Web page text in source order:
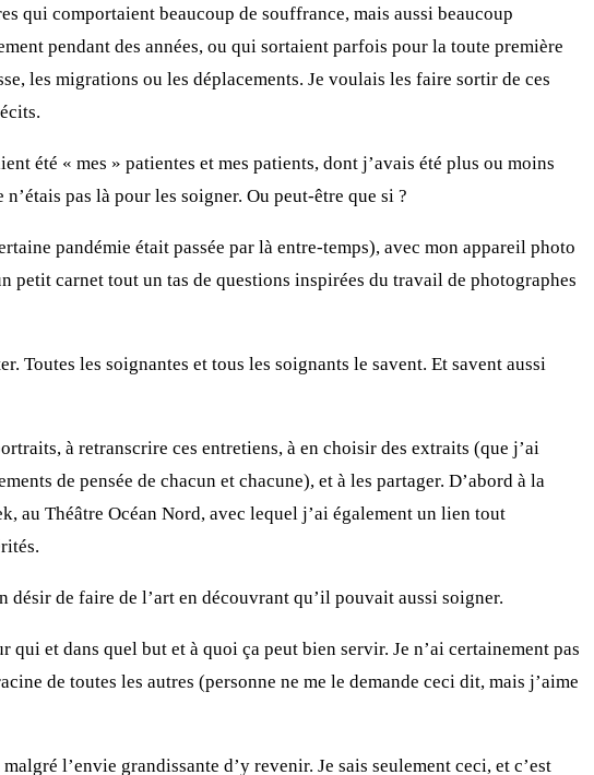
qui comportaient beaucoup de souffrance, mais aussi beaucoup
pendant des années, ou qui sortaient parfois pour la toute première
les migrations ou les déplacements. Je voulais les faire sortir de ces
été « mes » patientes et mes patients, dont j’avais été plus ou moins
pas là pour les soigner. Ou peut-être que si ?
pandémie était passée par là entre-temps), avec mon appareil photo
petit carnet tout un tas de questions inspirées du travail de photographes
Toutes les soignantes et tous les soignants le savent. Et savent aussi
à retranscrire ces entretiens, à en choisir des extraits (que j’ai
de pensée de chacun et chacune), et à les partager. D’abord à la
au Théâtre Océan Nord, avec lequel j’ai également un lien tout
de faire de l’art en découvrant qu’il pouvait aussi soigner.
et dans quel but et à quoi ça peut bien servir. Je n’ai certainement pas
de toutes les autres (personne ne me le demande ceci dit, mais j’aime
l’envie grandissante d’y revenir. Je sais seulement ceci, et c’est